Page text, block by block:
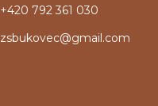
+420 792 361 030
zsbukovec@gmail.com